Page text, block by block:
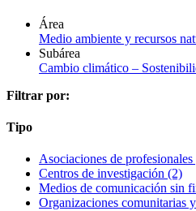
Área
Medio ambiente y recursos
Subárea
Cambio climático –
Filtrar por:
Tipo
Asociaciones de profesionales
Centros de investigación (2)
Medios de comunicación sin
Organizaciones comunitarias